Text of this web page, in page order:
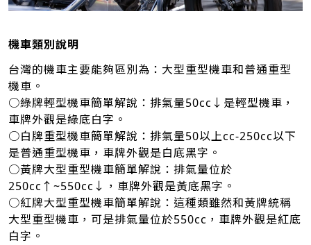
機車類別說明
台灣的機車主要能夠區別為：大型重型機車和普通重型
機車。
○綠牌輕型機車簡單解說：排氣量50cc↓是輕型機車，
車牌外觀是綠底白字。
○白牌重型機車簡單解說：排氣量50以上cc-250cc以下
是普通重型機車，車牌外觀是白底黑字。
○黃牌大型重型機車簡單解說：排氣量位於
250cc↑~550cc↓，車牌外觀是黃底黑字。
○紅牌大型重型機車簡單解說：這種類雖然和黃牌統稱
大型重型機車，可是排氣量位於550cc，車牌外觀是紅底
白字。